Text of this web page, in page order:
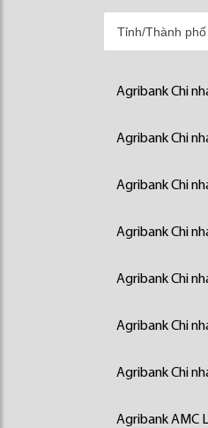
Agribank Chi
Agribank Chi
Agribank Chi
Agribank Chi
Agribank Chi
Agribank Chi
Agribank Chi
Agribank AMC